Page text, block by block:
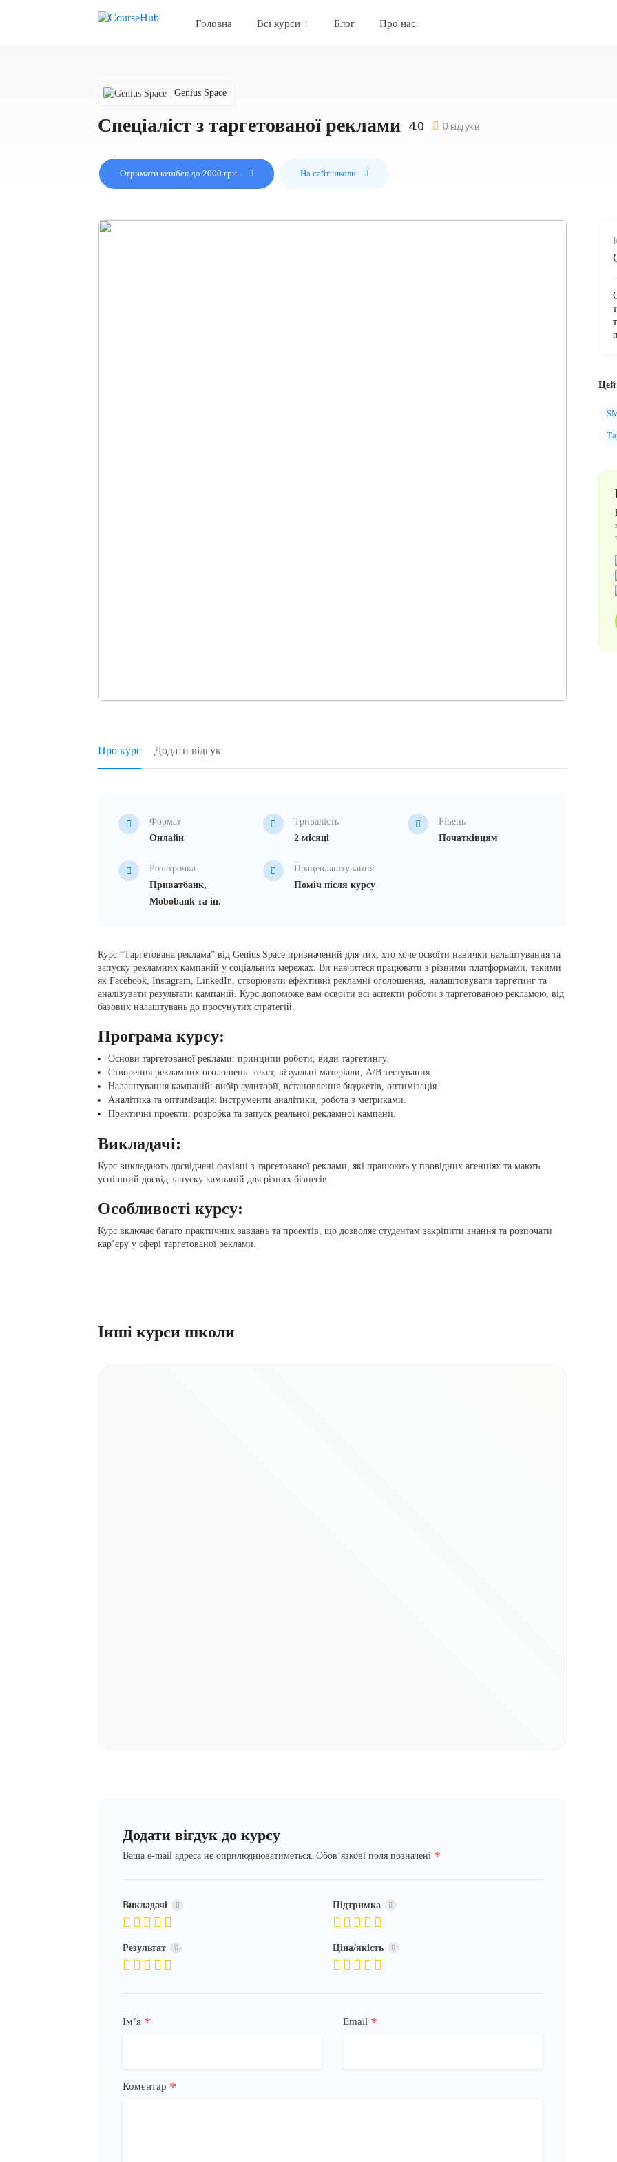
Головна Всі курси Блог Про нас
Genius Space
Спеціаліст з таргетованої реклами 0 відгуків
Отримати кешбек до 2000 грн. На сайт школи
Про курс Додати відгук
Формат
Онлайн
Тривалість
2 місяці
Рівень
Початківцям
Розстрочка
Приватбанк,
Mobobank та ін.
Працевлаштування
Поміч після курсу
Курс “Таргетована реклама” від Genius Space призначений для тих, хто хоче освоїти навички налаштування та
запуску рекламних кампаній у соціальних мережах. Ви навчитеся працювати з різними платформами, такими
як Facebook, Instagram, LinkedIn, створювати ефективні рекламні оголошення, налаштовувати таргетинг та
аналізувати результати кампаній. Курс допоможе вам освоїти всі аспекти роботи з таргетованою рекламою, від
базових налаштувань до просунутих стратегій.
Програма курсу:
Основи таргетованої реклами: принципи роботи, види таргетингу.
Створення рекламних оголошень: текст, візуальні матеріали, A/B тестування.
Налаштування кампаній: вибір аудиторії, встановлення бюджетів, оптимізація.
Аналітика та оптимізація: інструменти аналітики, робота з метриками.
Практичні проекти: розробка та запуск реальної рекламної кампанії.
Викладачі:
Курс викладають досвідчені фахівці з таргетованої реклами, які працюють у провідних агенціях та мають
успішний досвід запуску кампаній для різних бізнесів.
Особливості курсу:
Курс включає багато практичних завдань та проектів, що дозволяє студентам закріпити знання та розпочати
кар’єру у сфері таргетованої реклами.
Інші курси школи
Додати вігдук до курсу
Ваша e-mail адреса не оприлюднюватиметься. Обов’язкові поля позначені *
Викладачі Підтримка
Результат Ціна/якість
Імʼя * Email *
Коментар *
Цей